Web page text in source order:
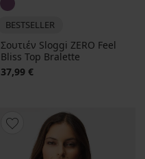
BESTSELLER
Σουτιέν Sloggi ZERO Feel
Bliss Top Bralette
37,99 €